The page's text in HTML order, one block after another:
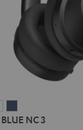
BLUEBLUE
NC 3